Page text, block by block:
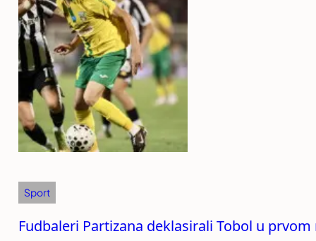
Sport
Fudbaleri Partizana deklasirali Tobol u